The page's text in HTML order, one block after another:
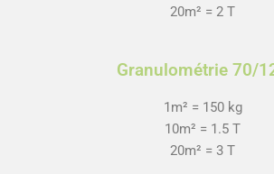
20m² = 2 T
Granulométrie 70/
1m² = 150 kg
10m² = 1.5 T
20m² = 3 T